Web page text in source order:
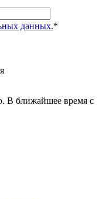
данных.*
В ближайшее время с